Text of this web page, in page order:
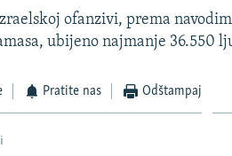
720p
ofanzivi, prema
ubijeno najmanje 36.550
Pratite nas Odštampaj